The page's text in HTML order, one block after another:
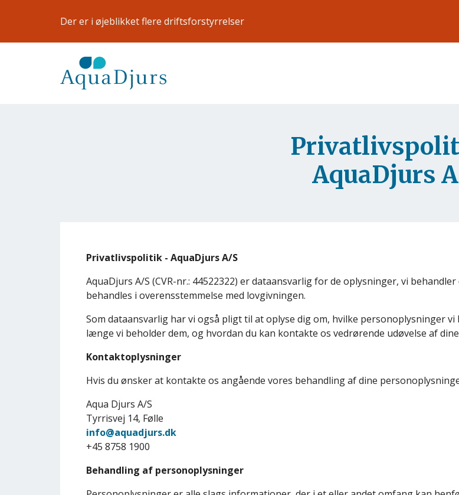
Der er i øjeblikket flere driftsforstyrrelser
AquaDjurs
Privatlivspolitik - AquaDjurs A/S
AquaDjurs A/S (CVR-nr.: 44522322) er dataansvarlig for de oplysninger, vi
behandles i overensstemmelse med lovgivningen.
Som dataansvarlig har vi også pligt til at oplyse dig om, hvilke personoplysninger
længe vi beholder dem, og hvordan du kan kontakte os vedrørende udøvelse af
Kontaktoplysninger
Hvis du ønsker at kontakte os angående vores behandling af dine
Aqua Djurs A/S
Tyrrisvej 14, Følle
info@aquadjurs.dk
+45 8758 1900
Behandling af personoplysninger